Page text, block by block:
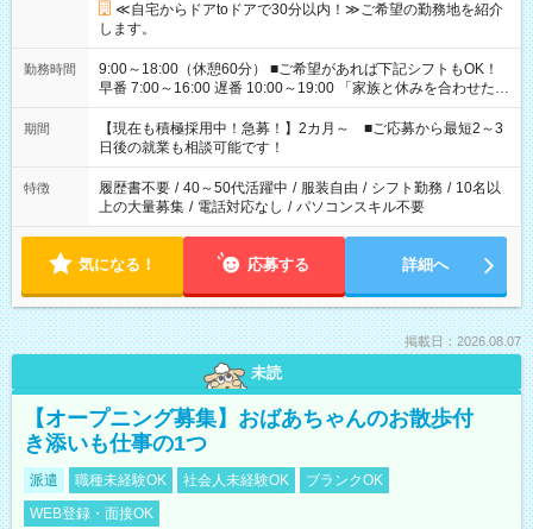
≪自宅からドアtoドアで30分以内！≫ご希望の勤務地を紹介
します。
勤務時間
9:00～18:00（休憩60分） ■ご希望があれば下記シフトもOK！
早番 7:00～16:00 遅番 10:00～19:00 「家族と休みを合わせた
い」 「余裕を持って夕飯の準備がしたい」 「できれば残業はし
たくない」 など、ご希望を教えてくださいね。 ※Wワーク希望
の方へ 今ご覧のお仕事で希望する勤務時間と、もう1つのお仕事
の勤務時間。 合計で週40時間を超える場合は応募できません。
期間
【現在も積極採用中！急募！】2カ月～ ■ご応募から最短2～3
日後の就業も相談可能です！
特徴 履歴書不要 / 40～50代活躍中 / 服装自由 / シフト勤務 / 10名以
上の大量募集 / 電話対応なし / パソコンスキル不要
気になる！ 応募する 詳細へ
掲載日：2026.08.07
未読
【オープニング募集】おばあちゃんのお散歩付
き添いも仕事の1つ
派遣 職種未経験OK 社会人未経験OK
ブランクOK
WEB登録・面接OK